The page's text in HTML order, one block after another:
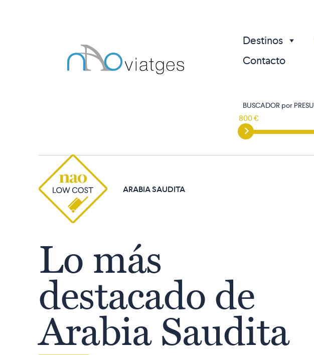
Destinos
Contacto
BUSCADOR por
800 €
ARABIA SAUDITA
Lo más
destacado de
Arabia Saudita